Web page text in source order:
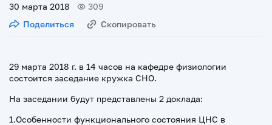
30 марта 2018
309
Поделиться
Скопировать
29 марта 2018 г. в 14 часов на кафедре физиологии
состоится заседание кружка СНО.
На заседании будут представлены 2 доклада:
1.Особенности функционального состояния ЦНС в